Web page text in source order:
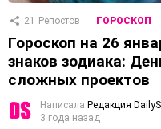
21 Репостов ГОРОСКОП
Гороскоп на 26
знаков зодиака:
сложных проектов
Написала Редакция
3 года назад